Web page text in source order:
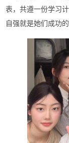
表，共遵一份学习
自强就是她们成功的